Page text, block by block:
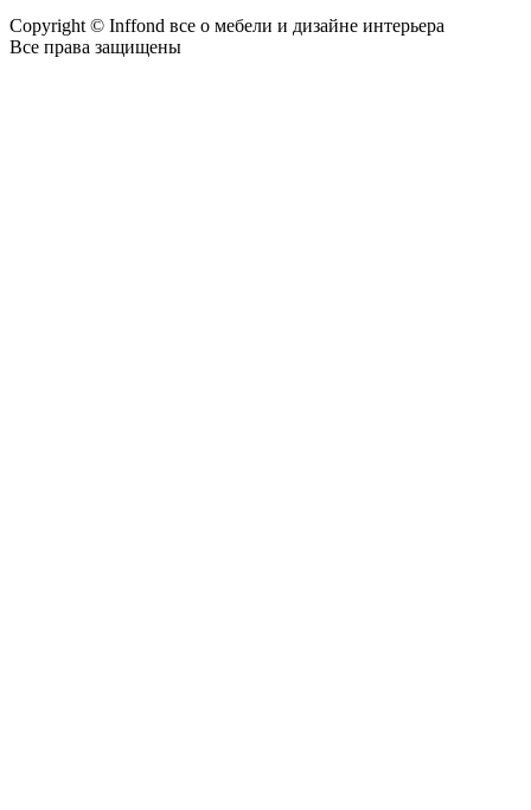
Copyright © Inffond все о мебели и дизайне интерьера
Все права защищены